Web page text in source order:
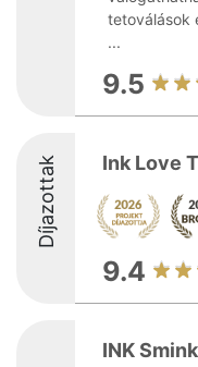
tetoválások
...
9.5
Díjazottak Ink Love
9.4
INK Smink